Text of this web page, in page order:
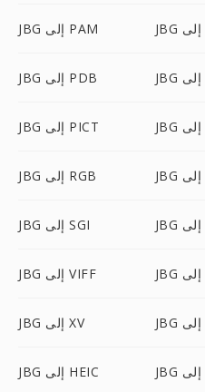
JBG إلى PAM
JBG إلى PDB
JBG إلى PICT
JBG إلى RGB
JBG إلى SGI
JBG إلى VIFF
JBG إلى XV
JBG إلى HEIC